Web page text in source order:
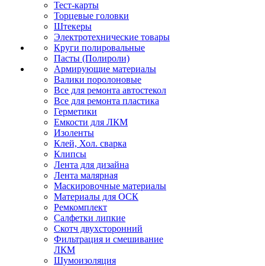
Тест-карты
Торцевые головки
Штекеры
Электротехнические товары
Круги полировальные
Пасты (Полироли)
Армирующие материалы
Валики поролоновые
Все для ремонта автостекол
Все для ремонта пластика
Герметики
Емкости для ЛКМ
Изоленты
Клей, Хол. сварка
Клипсы
Лента для дизайна
Лента малярная
Маскировочные материалы
Материалы для ОСК
Ремкомплект
Салфетки липкие
Скотч двухсторонний
Фильтрация и смешивание
ЛКМ
Шумоизоляция